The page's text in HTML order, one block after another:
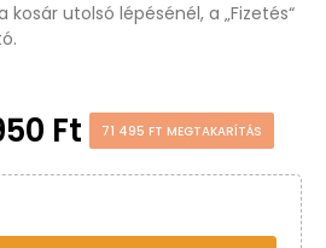
utolsó lépésénél, a „Fizetés“
Ft 71 495 FT MEGTAKARÍTÁS